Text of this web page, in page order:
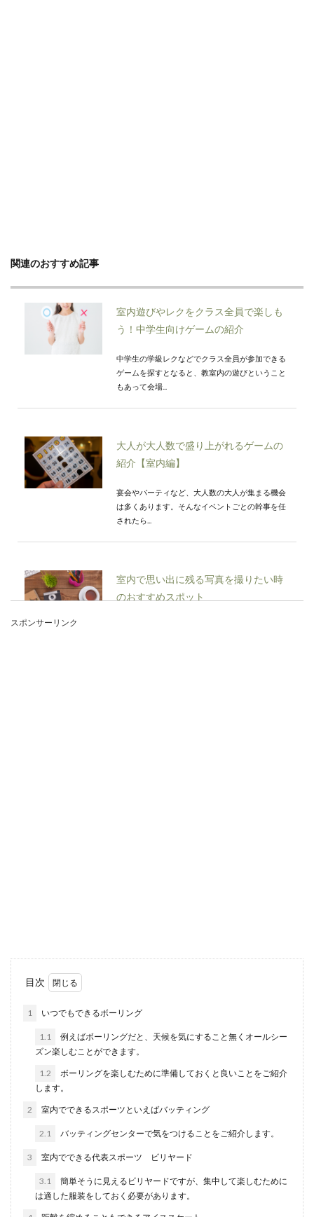
関連のおすすめ記事
室内遊びやレクをクラス全員で楽しも
う！中学生向けゲームの紹介
中学生の学級レクなどでクラス全員が参加できる
ゲームを探すとなると、教室内の遊びということ
もあって会場...
大人が大人数で盛り上がれるゲームの
紹介【室内編】
宴会やパーティなど、大人数の大人が集まる機会
は多くあります。そんなイベントごとの幹事を任
されたら...
室内で思い出に残る写真を撮りたい時
のおすすめスポット
はジョギングなどではないでしょうか。しかし、
外で運動...
面白い遊びは室内でできる！大人だか
らこそ楽しめるものをご紹介
大人になると、遊ぶということはとても少なくな
ったという人も多いのではないでしょうか？です
スポンサーリンク
目次
1 いつでもできるボーリング
1.1
例えばボーリングだと、天候を気にすること無くオールシー
ズン楽しむことができます。
1.2
ボーリングを楽しむために準備しておくと良いことをご紹介
します。
2 室内でできるスポーツといえばバッティング
2.1 バッティングセンターで気をつけることをご紹介します。
3 室内でできる代表スポーツ ビリヤード
3.1
簡単そうに見えるビリヤードですが、集中して楽しむために
は適した服装をしておく必要があります。